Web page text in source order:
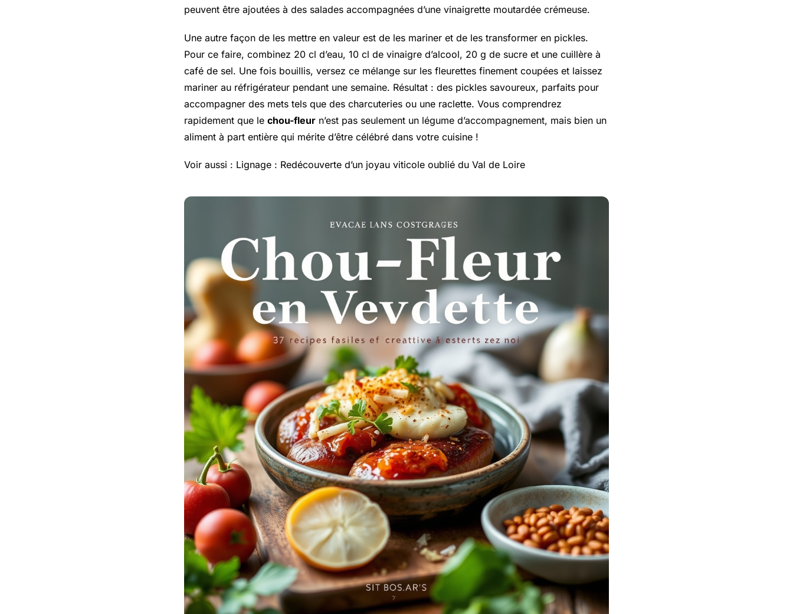
peuvent être ajoutées à des salades accompagnées d’une vinaigrette moutardée crémeuse.
Une autre façon de les mettre en valeur est de les mariner et de les transformer en pickles.
Pour ce faire, combinez 20 cl d’eau, 10 cl de vinaigre d’alcool, 20 g de sucre et une cuillère à
café de sel. Une fois bouillis, versez ce mélange sur les fleurettes finement coupées et laissez
mariner au réfrigérateur pendant une semaine. Résultat : des pickles savoureux, parfaits pour
accompagner des mets tels que des charcuteries ou une raclette. Vous comprendrez
rapidement que le chou-fleur n’est pas seulement un légume d’accompagnement, mais bien un
aliment à part entière qui mérite d’être célébré dans votre cuisine !
Voir aussi : Lignage : Redécouverte d’un joyau viticole oublié du Val de Loire